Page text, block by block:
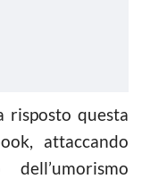
risposto questa
attaccando